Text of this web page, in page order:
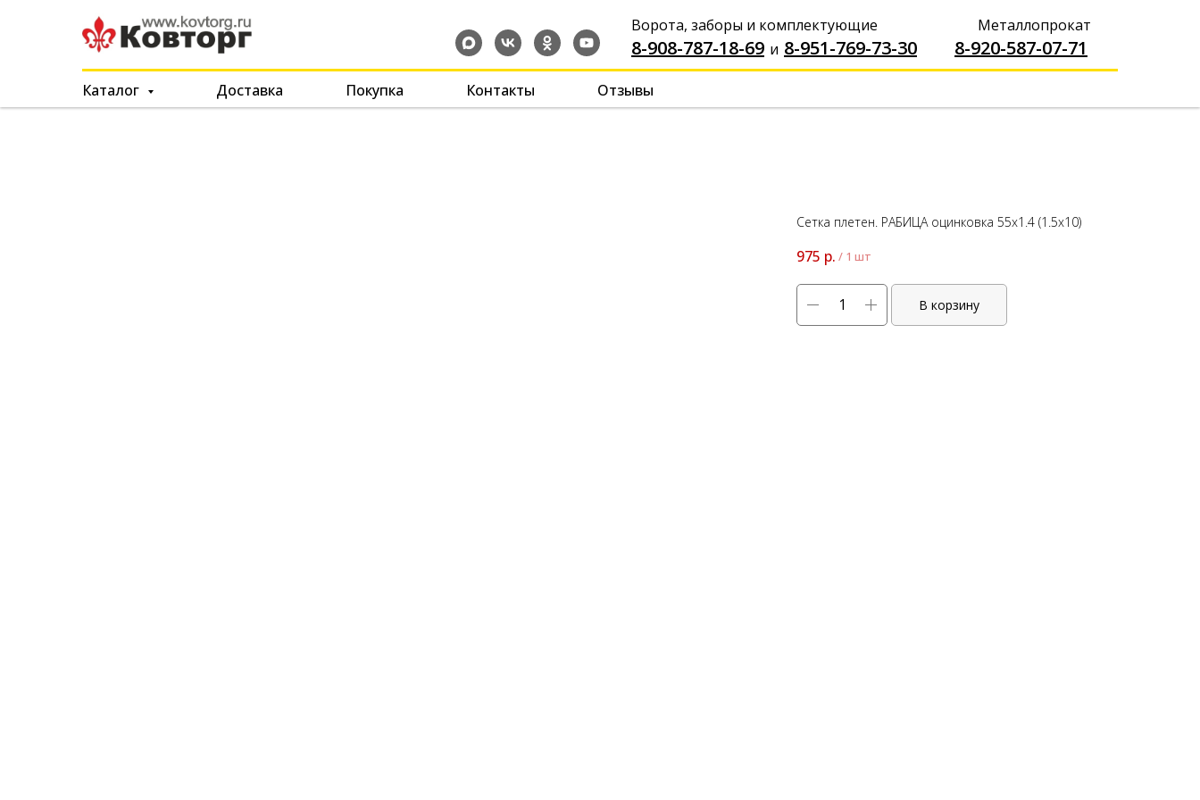
Ворота, заборы и комплектующие Металлопрокат
8-908-787-18-69 и 8-951-769-73-30 8-920-587-07-71
Каталог Доставка Покупка Контакты Отзывы
Сетка плетен. РАБИЦА оцинковка 55x1.4 (1.5x10)
975 р. / 1 шт
В корзину